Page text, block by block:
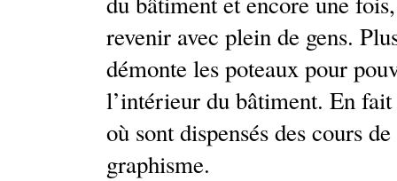
revenir avec plein de gens.
démonte les poteaux pour
l’intérieur du bâtiment. En fait
où sont dispensés des cours
graphisme.